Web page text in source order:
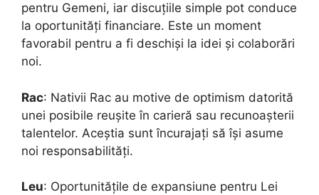
pentru Gemeni, iar discuțiile simple pot conduce
la oportunități financiare. Este un moment
favorabil pentru a fi deschiși la idei și colaborări
noi.
Rac: Nativii Rac au motive de optimism datorită
unei posibile reușite în carieră sau recunoașterii
talentelor. Aceștia sunt încurajați să își asume
noi responsabilități.
Leu: Oportunitățile de expansiune pentru Lei